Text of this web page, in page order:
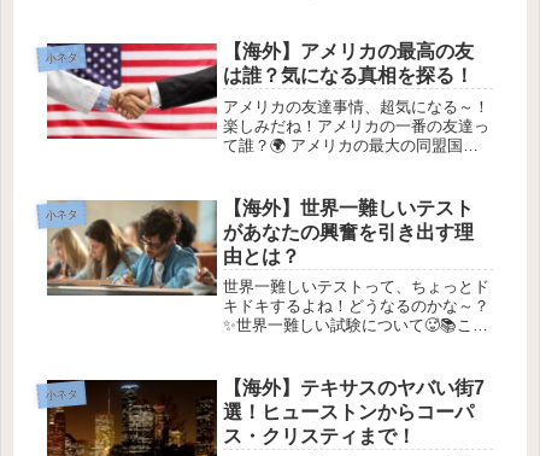
日、ミルウォーキーの街中で、ゴミ収
集車のクルーがいつものルーティ...
小ネタ
【海外】アメリカの最高の友
は誰？気になる真相を探る！
アメリカの友達事情、超気になる～！
楽しみだね！アメリカの一番の友達っ
て誰？🌍 アメリカの最大の同盟国は
が複雑化する中、多くの人たちが気に
しているこのテーマ。歴史や安全保
障、...
小ネタ
【海外】世界一難しいテスト
があなたの興奮を引き出す理
由とは？
世界一難しいテストって、ちょっとド
キドキするよね！どうなるのかな～？
✨世界一難しい試験について🥵📚この
違って、これらの試験は本当に厳しい
んだから。合格率もめちゃくちゃ低
い！...
小ネタ
【海外】テキサスのヤバい街7
選！ヒューストンからコーパ
ス・クリスティまで！